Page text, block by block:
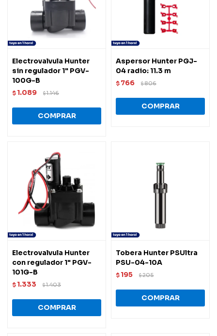
Electrovalvula Hunter
sin regulador 1" PGV-
100G-B
$ 1.089 $1.146
Aspersor Hunter PGJ-
04 radio: 11.3 m
$ 766 $806
Electrovalvula Hunter
con regulador 1" PGV-
101G-B
$ 1.333 $1.403
Tobera Hunter PSUltra
PSU-04-10A
$ 195 $205